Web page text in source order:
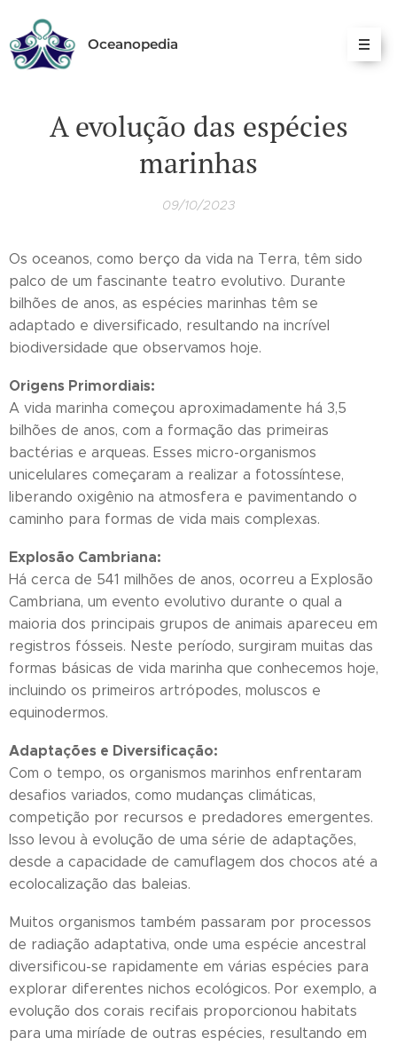
Oceanopedia
A evolução das espécies
marinhas
09/10/2023
Os oceanos, como berço da vida na Terra, têm sido
palco de um fascinante teatro evolutivo. Durante
bilhões de anos, as espécies marinhas têm se
adaptado e diversificado, resultando na incrível
biodiversidade que observamos hoje.
Origens Primordiais:
A vida marinha começou aproximadamente há 3,5
bilhões de anos, com a formação das primeiras
bactérias e arqueas. Esses micro-organismos
unicelulares começaram a realizar a fotossíntese,
liberando oxigênio na atmosfera e pavimentando o
caminho para formas de vida mais complexas.
Explosão Cambriana:
Há cerca de 541 milhões de anos, ocorreu a Explosão
Cambriana, um evento evolutivo durante o qual a
maioria dos principais grupos de animais apareceu em
registros fósseis. Neste período, surgiram muitas das
formas básicas de vida marinha que conhecemos hoje,
incluindo os primeiros artrópodes, moluscos e
equinodermos.
Adaptações e Diversificação:
Com o tempo, os organismos marinhos enfrentaram
desafios variados, como mudanças climáticas,
competição por recursos e predadores emergentes.
Isso levou à evolução de uma série de adaptações,
desde a capacidade de camuflagem dos chocos até a
ecolocalização das baleias.
Muitos organismos também passaram por processos
de radiação adaptativa, onde uma espécie ancestral
diversificou-se rapidamente em várias espécies para
explorar diferentes nichos ecológicos. Por exemplo, a
evolução dos corais recifais proporcionou habitats
para uma miríade de outras espécies, resultando em